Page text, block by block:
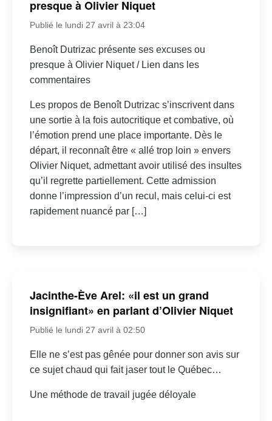
presque à Olivier Niquet
Publié le lundi 27 avril à 23:04
Benoît Dutrizac présente ses excuses ou
presque à Olivier Niquet / Lien dans les
commentaires
Les propos de Benoît Dutrizac s’inscrivent dans
une sortie à la fois autocritique et combative, où
l’émotion prend une place importante. Dès le
départ, il reconnaît être « allé trop loin » envers
Olivier Niquet, admettant avoir utilisé des insultes
qu’il regrette partiellement. Cette admission
donne l’impression d’un recul, mais celui-ci est
rapidement nuancé par […]
Jacinthe-Ève Arel: «il est un grand
insignifiant» en parlant d’Olivier Niquet
Publié le lundi 27 avril à 02:50
Elle ne s’est pas gênée pour donner son avis sur
ce sujet chaud qui fait jaser tout le Québec…
Une méthode de travail jugée déloyale